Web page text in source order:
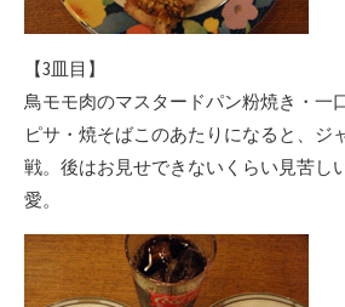
【3皿目】
鳥モモ肉のマスタードパン粉焼き・一
ピサ・焼そばこのあたりになると、ジ
戦。後はお見せできないくらい見苦し
愛。